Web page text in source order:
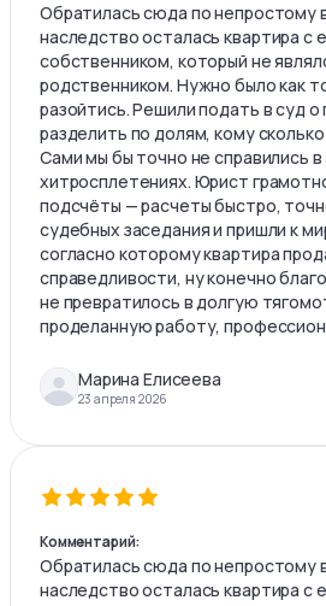
Обратилась сюда по непростому
наследство осталась квартира с
собственником, который не
родственником. Нужно было как
разойтись. Решили подать в суд
разделить по долям, кому
Сами мы бы точно не справились в
хитросплетениях. Юрист
подсчёты — расчеты быстро,
судебных заседания и пришли к
согласно которому квартира
справедливости, ну конечно
не превратилось в долгую
проделанную работу,
Марина Елисеева
23 апреля 2026
Комментарий:
Обратилась сюда по непростому
наследство осталась квартира с